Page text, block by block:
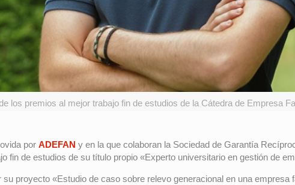
los premios al mejor trabajo fin de estudios de la Cátedra de Empresa
por ADEFAN y en la que colaboran la Sociedad de Garantía
fin de estudios de su título propio «Experto universitario en gestión de
su proyecto «Estudio de caso sobre relevo generacional en una empresa